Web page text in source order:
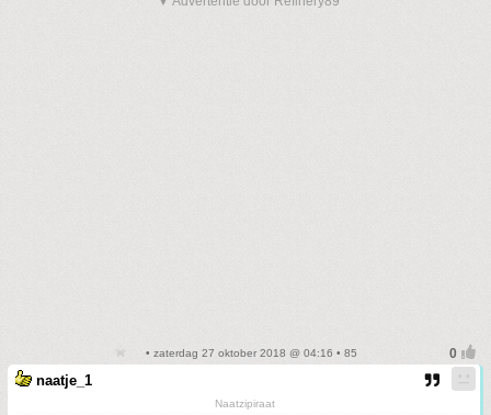
• zaterdag 27 oktober 2018 @ 04:16 • 85
naatje_1
Naatzipiraat